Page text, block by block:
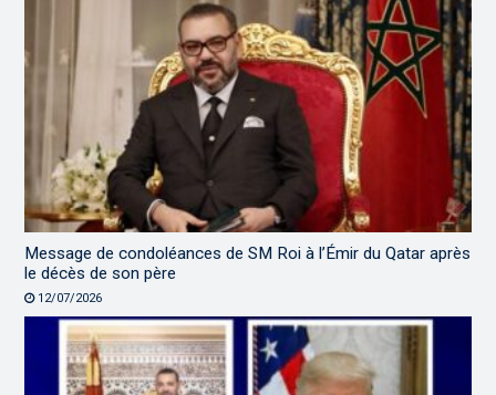
Message de condoléances de SM Roi à l’Émir du Qatar après
le décès de son père
12/07/2026